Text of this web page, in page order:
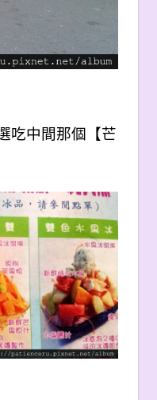
吃中間那個【芒